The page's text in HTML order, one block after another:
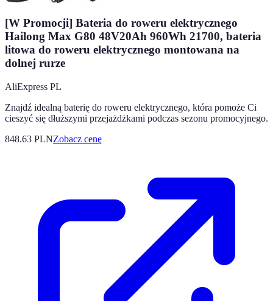
[W Promocji] Bateria do roweru elektrycznego
Hailong Max G80 48V20Ah 960Wh 21700, bateria
litowa do roweru elektrycznego montowana na
dolnej rurze
AliExpress PL
Znajdź idealną baterię do roweru elektrycznego, która pomoże Ci
cieszyć się dłuższymi przejażdżkami podczas sezonu promocyjnego.
848.63 PLNZobacz cenę